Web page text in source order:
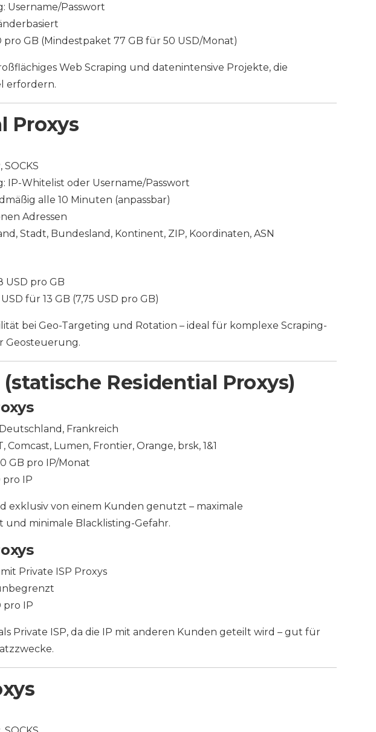
Username/Passwort
pro GB (Mindestpaket 77 GB für 50 USD/Monat)
Web Scraping und datenintensive Projekte, die
erfordern.
Proxys
IP-Whitelist oder Username/Passwort
alle 10 Minuten (anpassbar)
Adressen
Stadt, Bundesland, Kontinent, ZIP, Koordinaten, ASN
USD pro GB
für 13 GB (7,75 USD pro GB)
bei Geo-Targeting und Rotation – ideal für komplexe Scraping-
Geosteuerung.
(statische Residential Proxys)
Frankreich
Comcast, Lumen, Frontier, Orange, brsk, 1&1
GB pro IP/Monat
pro IP
exklusiv von einem Kunden genutzt – maximale
minimale Blacklisting-Gefahr.
Private ISP Proxys
pro IP
Private ISP, da die IP mit anderen Kunden geteilt wird – gut für